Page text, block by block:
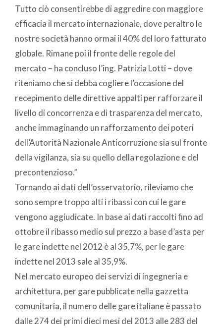
Tutto ciò consentirebbe di aggredire con maggiore
efficacia il mercato internazionale, dove peraltro le
nostre società hanno ormai il 40% del loro fatturato
globale. Rimane poi il fronte delle regole del
mercato – ha concluso l’ing. Patrizia Lotti – dove
riteniamo che si debba cogliere l’occasione del
recepimento delle direttive appalti per rafforzare il
livello di concorrenza e di trasparenza del mercato,
anche immaginando un rafforzamento dei poteri
dell’Autorità Nazionale Anticorruzione sia sul fronte
della vigilanza, sia su quello della regolazione e del
precontenzioso.”
Tornando ai dati dell’osservatorio, rileviamo che
sono sempre troppo alti i ribassi con cui le gare
vengono aggiudicate. In base ai dati raccolti fino ad
ottobre il ribasso medio sul prezzo a base d’asta per
le gare indette nel 2012 è al 35,7%, per le gare
indette nel 2013 sale al 35,9%.
Nel mercato europeo dei servizi di ingegneria e
architettura, per gare pubblicate nella gazzetta
comunitaria, il numero delle gare italiane è passato
dalle 274 dei primi dieci mesi del 2013 alle 283 del